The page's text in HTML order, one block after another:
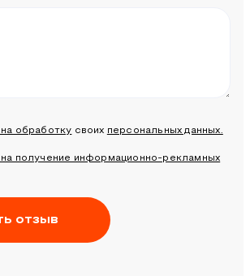
обработку своих персональных данных.
на получение информационно-рекламных
отзыв